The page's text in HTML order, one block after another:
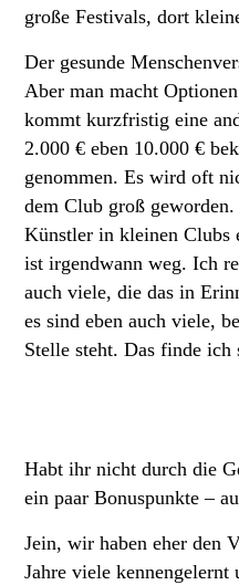
große Festivals, dort
Der gesunde
Aber man macht
kommt kurzfristig eine
2.000 € eben 10.000 €
genommen. Es wird oft
dem Club groß
Künstler in kleinen Clubs
ist irgendwann weg. Ich
auch viele, die das in
es sind eben auch viele,
Stelle steht. Das finde ich
Habt ihr nicht durch die
ein paar Bonuspunkte –
Jein, wir haben eher den
Jahre viele